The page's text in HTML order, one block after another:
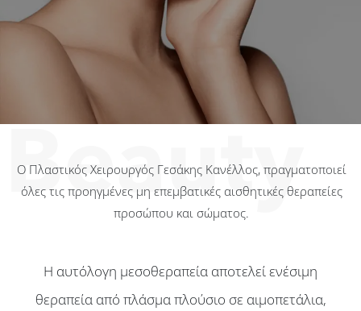
Ο Πλαστικός Χειρουργός Γεσάκης Κανέλλος, πραγματοποιεί
όλες τις προηγμένες μη επεμβατικές αισθητικές θεραπείες
προσώπου και σώματος.
Η αυτόλογη μεσοθεραπεία αποτελεί ενέσιμη
θεραπεία από πλάσμα πλούσιo σε αιμοπετάλια,